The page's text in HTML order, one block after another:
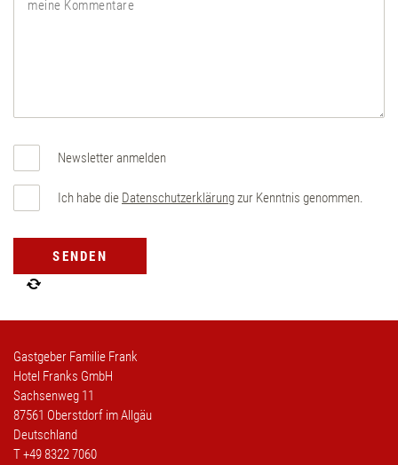
Newsletter anmelden
Ich habe die Datenschutzerklärungzur Kenntnis genommen.
Gastgeber Familie Frank
Hotel Franks GmbH
Sachsenweg 11
87561 Oberstdorf im Allgäu
Deutschland
T+49 8322 7060